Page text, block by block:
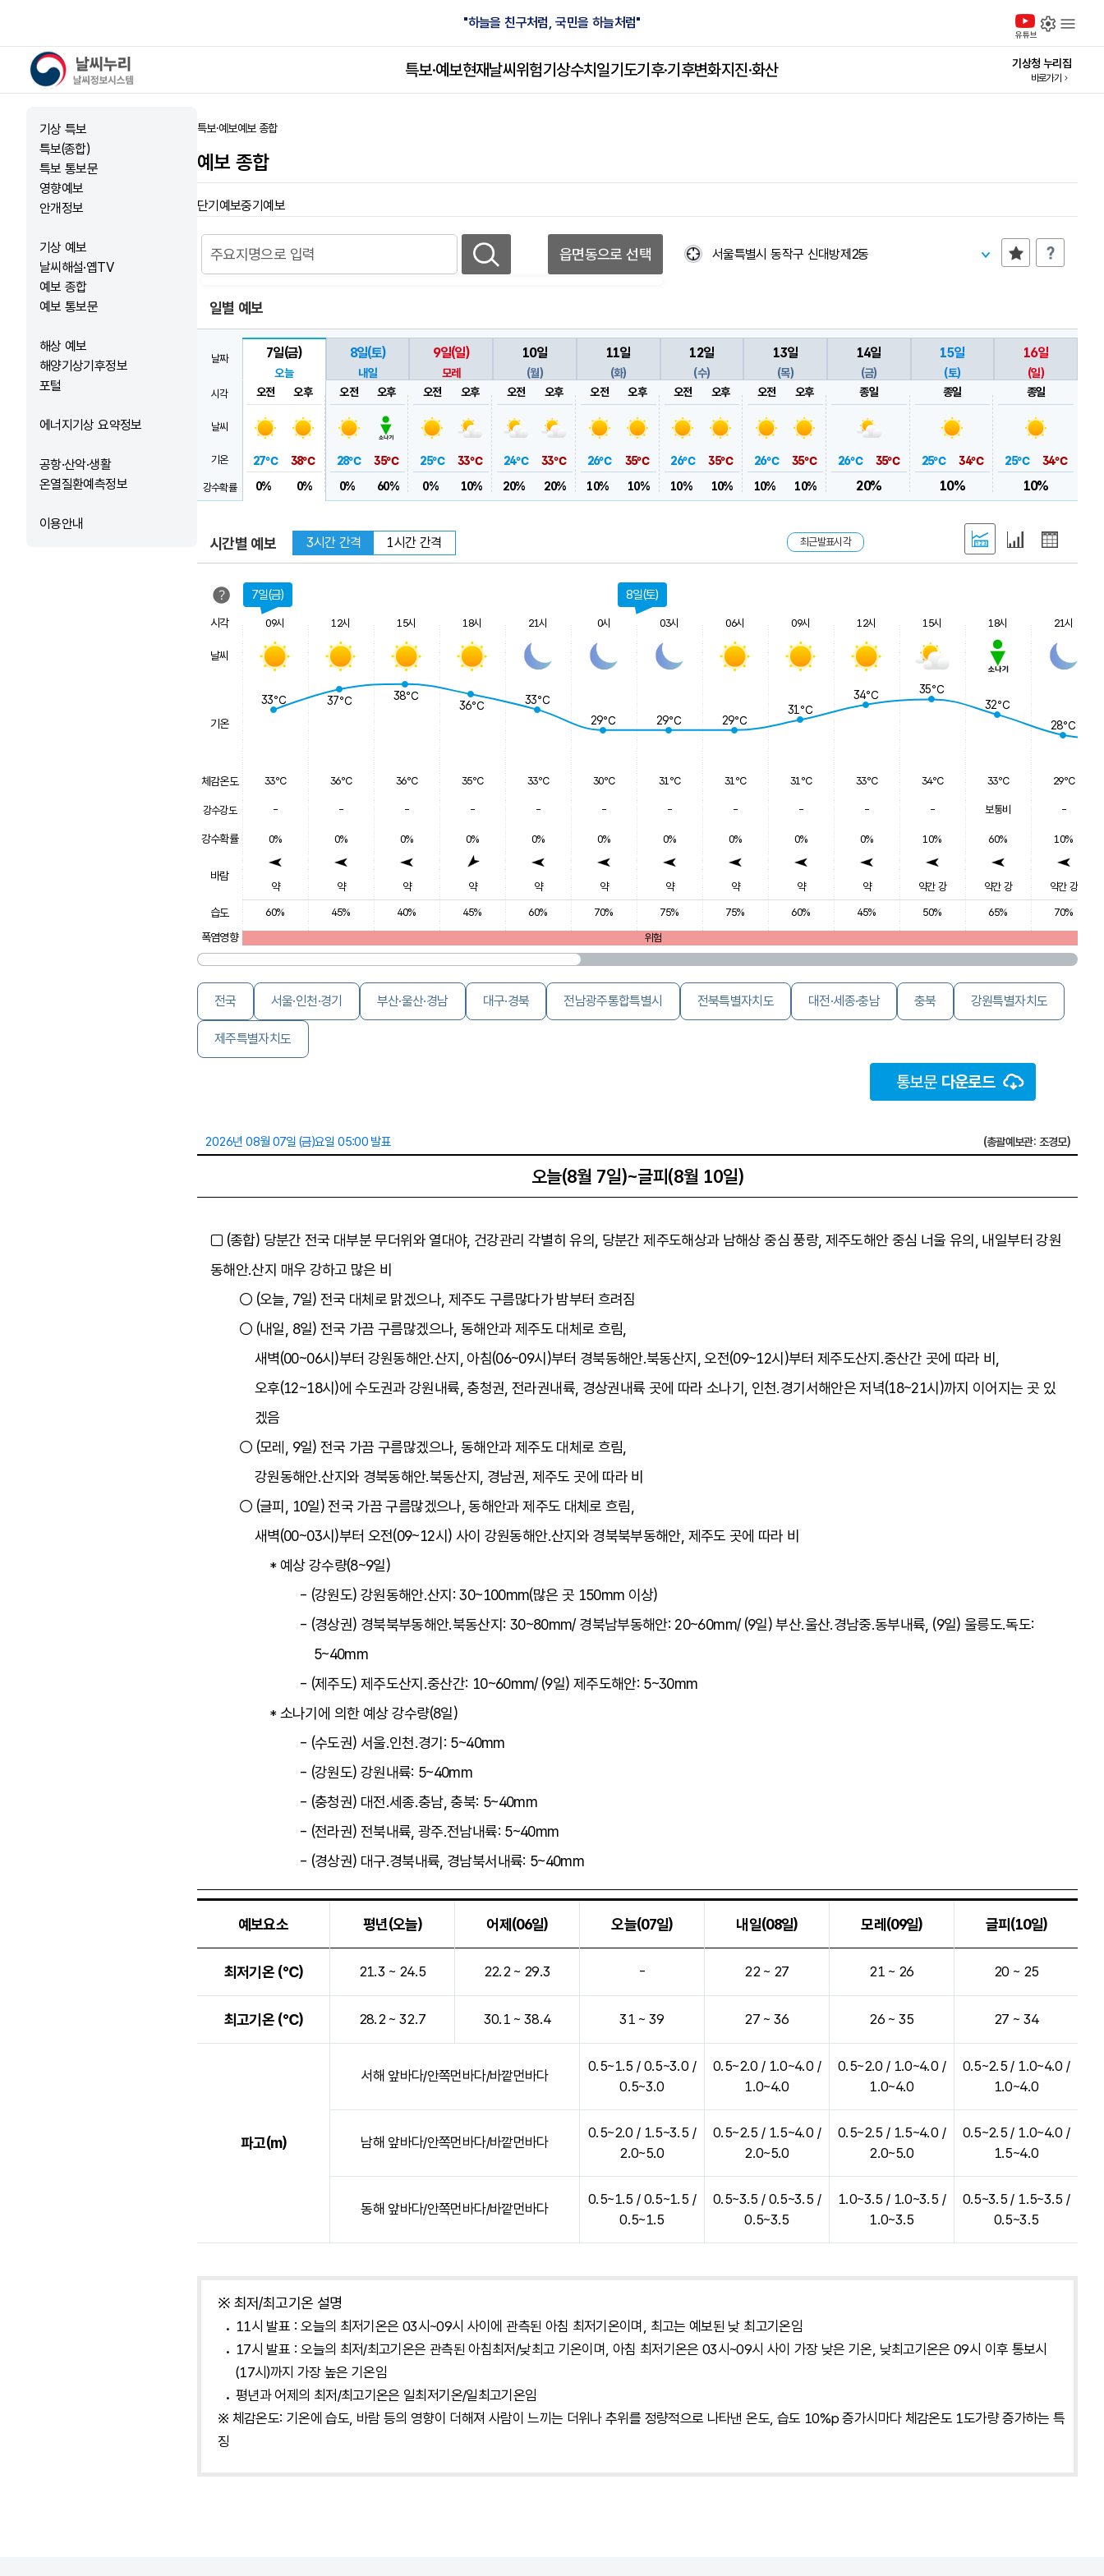
"하늘을 친구처럼, 국민을 하늘처럼"
날씨누리 - 날씨정보시스템
유튜브 설정
특보·예보현재날씨위험기상수치일기도기후·기후변화지진·화산 기상청 누리집
바로가기
기상 특보
특보(종합)
특보 통보문
영향예보
안개정보
기상 예보
날씨해설·옙TV
예보 종합
예보 통보문
해상 예보
해양기상기후정보
포털
에너지기상 요약정보
공항·산악·생활
온열질환예측정보
이용안내
홈
특보·예보예보 종합
예보 종합
단기예보중기예보
읍면동으로 선택 서울특별시 동작구 신대방제2동
일별 예보
날짜
시각
날씨
기온
강수확률
7일(금)
오늘
오전
오후
27℃
38℃
0%
0%
8일(토)
내일
오전
오후
28℃
35℃
0%
60%
9일(일)
모레
오전
오후
25℃
33℃
0%
10%
10일
(월)
오전
오후
24℃
33℃
20%
20%
11일
(화)
오전
오후
26℃
35℃
10%
10%
12일
(수)
오전
오후
26℃
35℃
10%
10%
13일
(목)
오전
오후
26℃
35℃
10%
10%
14일
(금)
종일
26℃ 35℃
20%
15일
(토)
종일
25℃ 34℃
10%
16일
(일)
종일
25℃ 34℃
10%
시간별 예보 3시간 간격 1시간 간격 최근발표시각
시각
날씨
기온
체감온도
강수강도
강수확률
바람
습도
폭염영향
7일(금)
09시
33℃
-
0%
약
60%
12시
36℃
-
0%
약
45%
15시
36℃
-
0%
약
40%
18시
35℃
-
0%
약
45%
21시
33℃
-
0%
약
60%
0시
30℃
-
0%
약
70%
8일(토)
03시
31℃
-
0%
약
75%
위험
06시
31℃
-
0%
약
75%
09시
31℃
-
0%
약
60%
12시
33℃
-
0%
약
45%
15시
34℃
-
10%
약간 강
50%
18시
33℃
보통비
60%
약간 강
65%
21시
29℃
-
10%
약간 강
70%
33℃ 37℃ 38℃
36℃
33℃
29℃
29℃ 29℃
31℃
34℃
35℃
32℃
28℃
전국 서울·인천·경기 부산·울산·경남 대구·경북 전남광주통합특별시 전북특별자치도 대전·세종·충남 충북 강원특별자치도
제주특별자치도
통보문 다운로드
2026년 08월 07일 (금)요일 05:00 발표 (총괄예보관: 조경모)
오늘(8월 7일)~글피(8월 10일)
□ (종합) 당분간 전국 대부분 무더위와 열대야, 건강관리 각별히 유의, 당분간 제주도해상과 남해상 중심 풍랑, 제주도해안 중심 너울 유의, 내일부터 강원
동해안.산지 매우 강하고 많은 비
○ (오늘, 7일) 전국 대체로 맑겠으나, 제주도 구름많다가 밤부터 흐려짐
○ (내일, 8일) 전국 가끔 구름많겠으나, 동해안과 제주도 대체로 흐림,
새벽(00~06시)부터 강원동해안.산지, 아침(06~09시)부터 경북동해안.북동산지, 오전(09~12시)부터 제주도산지.중산간 곳에 따라 비,
오후(12~18시)에 수도권과 강원내륙, 충청권, 전라권내륙, 경상권내륙 곳에 따라 소나기, 인천.경기서해안은 저녁(18~21시)까지 이어지는 곳 있
겠음
○ (모레, 9일) 전국 가끔 구름많겠으나, 동해안과 제주도 대체로 흐림,
강원동해안.산지와 경북동해안.북동산지, 경남권, 제주도 곳에 따라 비
○ (글피, 10일) 전국 가끔 구름많겠으나, 동해안과 제주도 대체로 흐림,
새벽(00~03시)부터 오전(09~12시) 사이 강원동해안.산지와 경북북부동해안, 제주도 곳에 따라 비
* 예상 강수량(8~9일)
- (강원도) 강원동해안.산지: 30~100mm(많은 곳 150mm 이상)
- (경상권) 경북북부동해안.북동산지: 30~80mm/ 경북남부동해안: 20~60mm/ (9일) 부산.울산.경남중.동부내륙, (9일) 울릉도.독도:
5~40mm
- (제주도) 제주도산지.중산간: 10~60mm/ (9일) 제주도해안: 5~30mm
* 소나기에 의한 예상 강수량(8일)
- (수도권) 서울.인천.경기: 5~40mm
- (강원도) 강원내륙: 5~40mm
- (충청권) 대전.세종.충남, 충북: 5~40mm
- (전라권) 전북내륙, 광주.전남내륙: 5~40mm
- (경상권) 대구.경북내륙, 경남북서내륙: 5~40mm
예보요소 평년(오늘) 어제(06일) 오늘(07일) 내일(08일) 모레(09일) 글피(10일)
최저기온 (℃) 21.3 ~ 24.5 22.2 ~ 29.3 - 22 ~ 27 21 ~ 26 20 ~ 25
최고기온 (℃) 28.2 ~ 32.7 30.1 ~ 38.4 31 ~ 39 27 ~ 36 26 ~ 35 27 ~ 34
파고(m)
서해 앞바다/안쪽먼바다/바깥먼바다
0.5~1.5 / 0.5~3.0 /
0.5~3.0
0.5~2.0 / 1.0~4.0 /
1.0~4.0
0.5~2.0 / 1.0~4.0 /
1.0~4.0
0.5~2.5 / 1.0~4.0 /
1.0~4.0
남해 앞바다/안쪽먼바다/바깥먼바다
0.5~2.0 / 1.5~3.5 /
2.0~5.0
0.5~2.5 / 1.5~4.0 /
2.0~5.0
0.5~2.5 / 1.5~4.0 /
2.0~5.0
0.5~2.5 / 1.0~4.0 /
1.5~4.0
동해 앞바다/안쪽먼바다/바깥먼바다
0.5~1.5 / 0.5~1.5 /
0.5~1.5
0.5~3.5 / 0.5~3.5 /
0.5~3.5
1.0~3.5 / 1.0~3.5 /
1.0~3.5
0.5~3.5 / 1.5~3.5 /
0.5~3.5
※ 최저/최고기온 설명
11시 발표 : 오늘의 최저기온은 03시~09시 사이에 관측된 아침 최저기온이며, 최고는 예보된 낮 최고기온임
17시 발표 : 오늘의 최저/최고기온은 관측된 아침최저/낮최고 기온이며, 아침 최저기온은 03시~09시 사이 가장 낮은 기온, 낮최고기온은 09시 이후 통보시
(17시)까지 가장 높은 기온임
평년과 어제의 최저/최고기온은 일최저기온/일최고기온임
※ 체감온도: 기온에 습도, 바람 등의 영향이 더해져 사람이 느끼는 더위나 추위를 정량적으로 나타낸 온도, 습도 10%p 증가시마다 체감온도 1도가량 증가하는 특
징